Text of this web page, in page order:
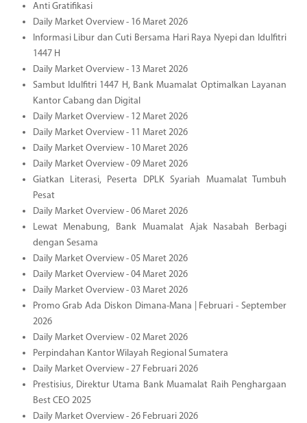
Anti Gratifikasi
Daily Market Overview - 16 Maret 2026
Informasi Libur dan Cuti Bersama Hari Raya Nyepi dan Idulfitri
1447 H
Daily Market Overview - 13 Maret 2026
Sambut Idulfitri 1447 H, Bank Muamalat Optimalkan Layanan
Kantor Cabang dan Digital
Daily Market Overview - 12 Maret 2026
Daily Market Overview - 11 Maret 2026
Daily Market Overview - 10 Maret 2026
Daily Market Overview - 09 Maret 2026
Giatkan Literasi, Peserta DPLK Syariah Muamalat Tumbuh
Pesat
Daily Market Overview - 06 Maret 2026
Lewat Menabung, Bank Muamalat Ajak Nasabah Berbagi
dengan Sesama
Daily Market Overview - 05 Maret 2026
Daily Market Overview - 04 Maret 2026
Daily Market Overview - 03 Maret 2026
Promo Grab Ada Diskon Dimana-Mana | Februari - September
2026
Daily Market Overview - 02 Maret 2026
Perpindahan Kantor Wilayah Regional Sumatera
Daily Market Overview - 27 Februari 2026
Prestisius, Direktur Utama Bank Muamalat Raih Penghargaan
Best CEO 2025
Daily Market Overview - 26 Februari 2026